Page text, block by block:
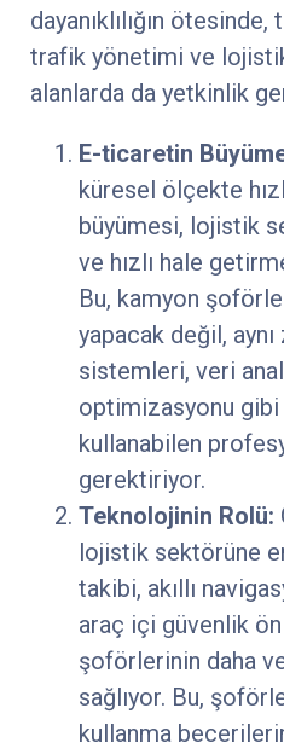
dayanıklılığın
trafik yönetimi ve
alanlarda da yetkinlik
E-ticaretin
küresel ölçekte
büyümesi, lojistik
ve hızlı hale
Bu, kamyon
yapacak değil,
sistemleri, veri
optimizasyonu
kullanabilen
gerektiriyor.
Teknolojinin Rolü:
lojistik sektörüne
takibi, akıllı
araç içi güvenlik
şoförlerinin daha
sağlıyor. Bu,
kullanma